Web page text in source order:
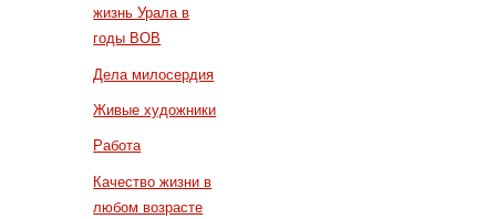
жизнь Урала в
годы ВОВ
Дела милосердия
Живые художники
Работа
Качество жизни в
любом возрасте